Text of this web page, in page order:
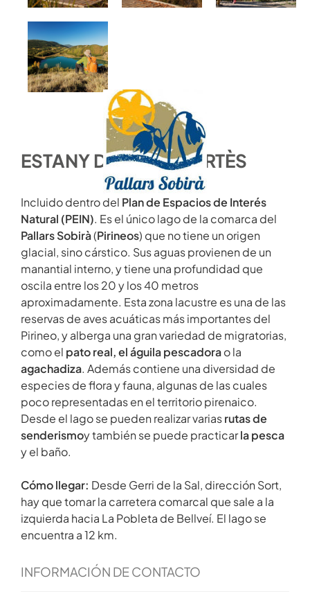
ESTANY DE MONTCORTÈS
Incluido dentro del Plan de Espacios de Interés
Natural (PEIN). Es el único lago de la comarca del
Pallars Sobirà(Pirineos) que no tiene un origen
glacial, sino cárstico. Sus aguas provienen de un
manantial interno, y tiene una profundidad que
oscila entre los 20 y los 40 metros
aproximadamente. Esta zona lacustre es una de las
reservas de aves acuáticas más importantes del
Pirineo, y alberga una gran variedad de migratorias,
como el pato real, el águila pescadorao la
agachadiza. Además contiene una diversidad de
especies de flora y fauna, algunas de las cuales
poco representadas en el territorio pirenaico.
Desde el lago se pueden realizar variasrutas de
senderismoy también se puede practicarla pesca
y el baño.
Cómo llegar: Desde Gerri de la Sal, dirección Sort,
hay que tomar la carretera comarcal que sale a la
izquierda hacia La Pobleta de Bellveí. El lago se
encuentra a 12 km.
INFORMACIÓN DE CONTACTO